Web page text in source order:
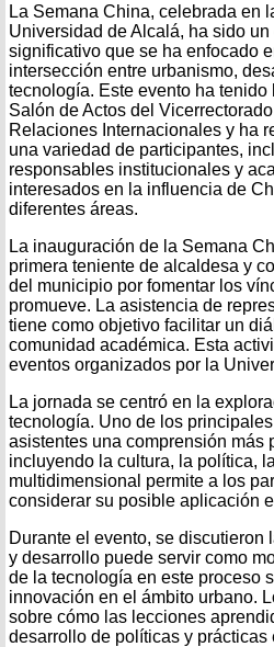
La Semana China, celebrada en
Universidad de Alcalá, ha sido un
significativo que se ha enfocado
intersección entre urbanismo,
tecnología. Este evento ha tenido
Salón de Actos del
Relaciones Internacionales y ha
una variedad de participantes,
responsables institucionales y
interesados en la influencia de
diferentes áreas.
La inauguración de la Semana
primera teniente de alcaldesa y
del municipio por fomentar los
promueve. La asistencia de
tiene como objetivo facilitar un
comunidad académica. Esta
eventos organizados por la
La jornada se centró en la
tecnología. Uno de los
asistentes una comprensión más
incluyendo la cultura, la política,
multidimensional permite a los
considerar su posible aplicación
Durante el evento, se
y desarrollo puede servir como
de la tecnología en este proceso
innovación en el ámbito urbano.
sobre cómo las lecciones
desarrollo de políticas y